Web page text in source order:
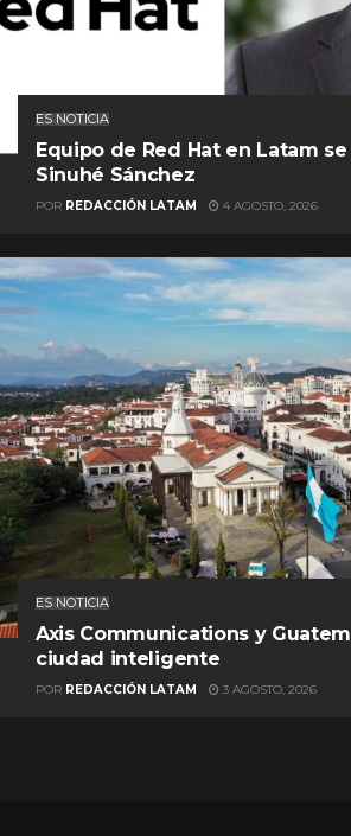
ES NOTICIA
Equipo de Red Hat en Latam
Sinuhé Sánchez
POR REDACCIÓN LATAM 4 AGOSTO, 2026
ES NOTICIA
Axis Communications y
ciudad inteligente
POR REDACCIÓN LATAM 3 AGOSTO, 2026